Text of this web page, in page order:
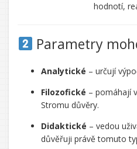
hodnotí,
Parametry
Analytické – určují
Filozofické – pomáhají
Stromu důvěry.
Didaktické – vedou
důvěřuji právě tomuto